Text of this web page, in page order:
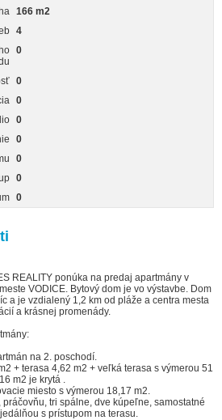
166 m2
4
0
0
0
0
0
0
0
0
REALITY ponúka na predaj apartmány v
VODICE. Bytový dom je vo výstavbe. Dom
a je vzdialený 1,2 km od pláže a centra mesta
a krásnej promenády.
na 2. poschodí.
+ terasa 4,62 m2 + veľká terasa s výmerou 51
m2 je krytá .
miesto s výmerou 18,17 m2.
tri spálne, dve kúpeľne, samostatné
s prístupom na terasu.